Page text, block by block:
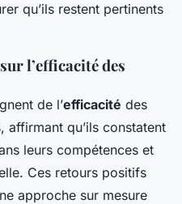
qu’ils restent pertinents
l’efficacité des
de l’efficacité des
affirmant qu’ils constatent
leurs compétences et
Ces retours positifs
approche sur mesure